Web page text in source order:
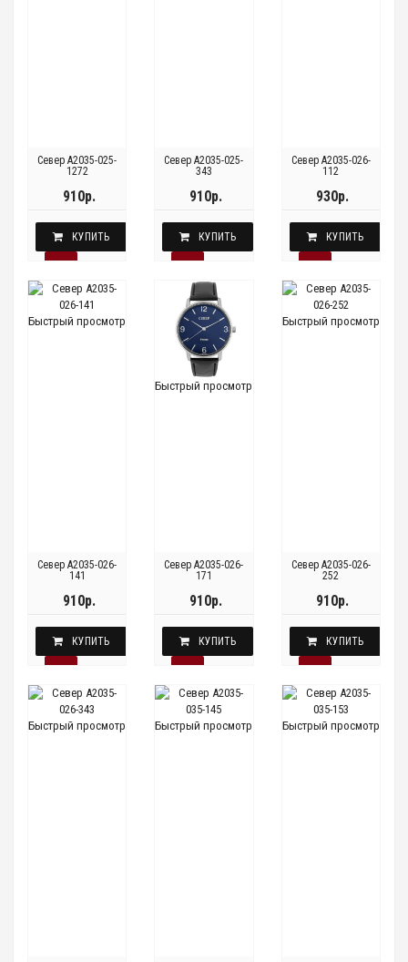
Север A2035-025-
1272
910р.
КУПИТЬ
Север A2035-025-
343
910р.
КУПИТЬ
Север A2035-026-
112
930р.
КУПИТЬ
Быстрый просмотр
Север A2035-026-
141
910р.
КУПИТЬ
Быстрый просмотр
Север A2035-026-
171
910р.
КУПИТЬ
Быстрый просмотр
Север A2035-026-
252
910р.
КУПИТЬ
Быстрый просмотр Быстрый просмотр Быстрый просмотр